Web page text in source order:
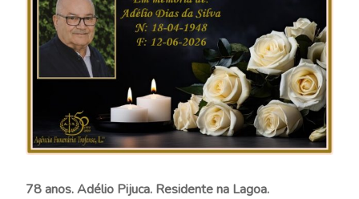
78 anos. Adélio Pijuca. Residente na Lagoa.